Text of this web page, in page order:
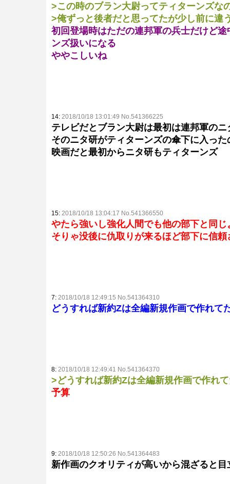
>この時のブラン大尉ってティターンズな
>俺ずっと後者だと思ってたが少し前に違
初回登場時はただの連邦軍の兵士だけど
ンズ扱いになる
ややこしいね
14: 2018/10/18 13:01:49 No.541366225
テレビだとブラン大尉は最初は連邦軍の
そのニタ研がティターンズの傘下に入っ
映画だと最初からニタ研もティターンズ
15: 2018/10/18 13:04:17 No.541366550
やたら強いし強化人間でも他の部下と同
そりゃ没後に仇取りが来るほど部下に信頼
7: 2018/10/18 12:49:15 No.541364310
どうすれば新約Zは全編新規作画で作れて
8: 2018/10/18 12:49:41 No.541364370
>どうすれば新約Zは全編新規作画で作れ
予算
9: 2018/10/18 12:50:26 No.541364483
新作画のクオリティが高いから混ざると目